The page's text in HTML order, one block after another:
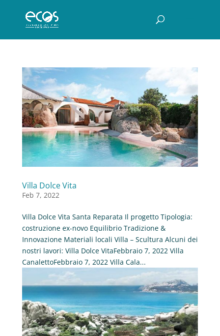
Villa Dolce Vita
Feb 7, 2022
Villa Dolce Vita Santa Reparata Il progetto Tipologia:
costruzione ex-novo Equilibrio Tradizione &
Innovazione Materiali locali Villa – Scultura Alcuni dei
nostri lavori: Villa Dolce VitaFebbraio 7, 2022 Villa
CanalettoFebbraio 7, 2022 Villa Cala...